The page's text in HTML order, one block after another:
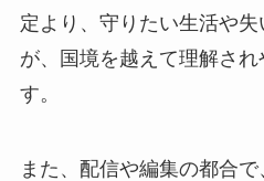
定より、守りたい生活や
が、国境を越えて理解さ
す。
また、配信や編集の都合